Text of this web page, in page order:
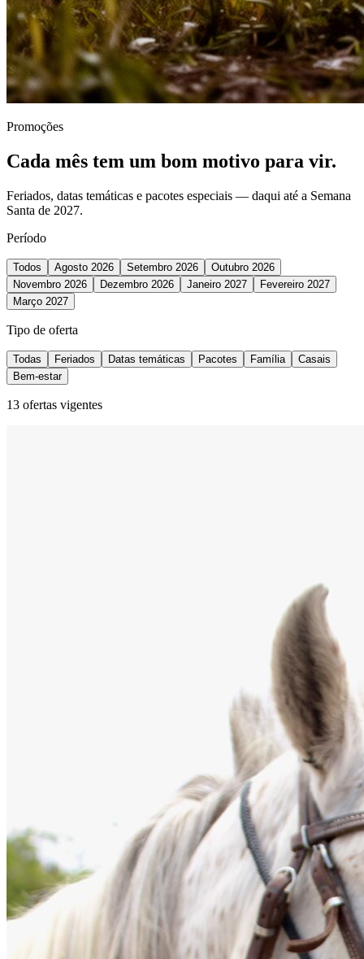
Promoções
Cada mês tem um bom motivo para vir.
Feriados, datas temáticas e pacotes especiais — daqui até a Semana
Santa de 2027.
Período
Todos Agosto 2026 Setembro 2026
Outubro 2026
Novembro 2026
Dezembro 2026 Janeiro 2027
Fevereiro 2027
Março 2027
Tipo de oferta
Todas Feriados Datas temáticas Pacotes Família
Casais
Bem-estar
13 ofertas vigentes